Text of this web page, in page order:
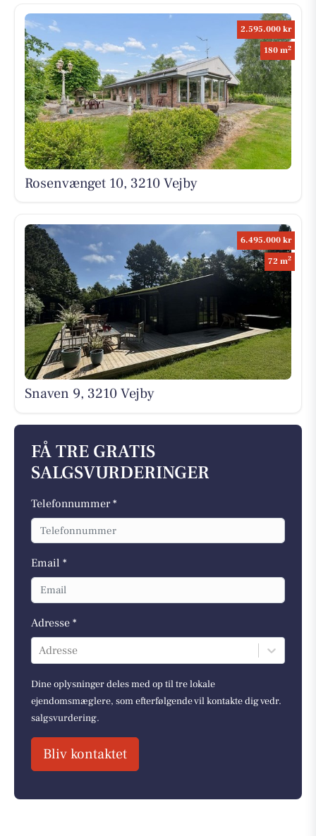
2.595.000 kr
180 m2
Rosenvænget 10, 3210 Vejby
6.495.000 kr
72 m2
Snaven 9, 3210 Vejby
FÅ TRE GRATIS
SALGSVURDERINGER
Telefonnummer *
Email *
Adresse *
Adresse
Dine oplysninger deles med op til tre lokale
ejendomsmæglere, som efterfølgende vil kontakte dig vedr.
salgsvurdering.
Bliv kontaktet